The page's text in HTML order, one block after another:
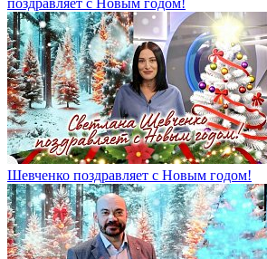
Шевченко поздравляет с Новым годом!